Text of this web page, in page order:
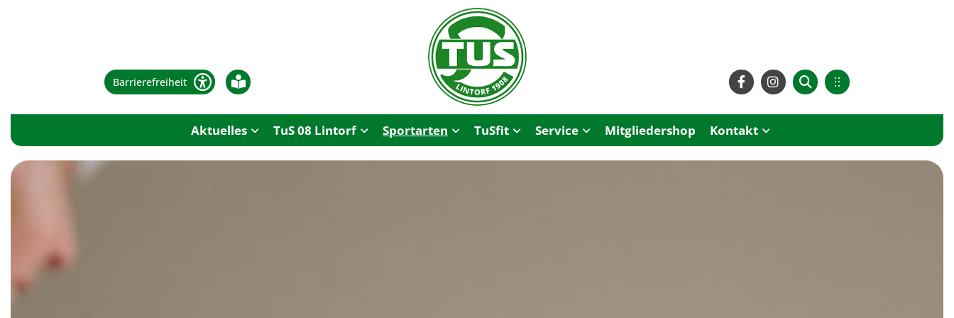
Barrierefreiheit
Aktuelles TuS 08 Lintorf Sportarten TuSfit Service Mitgliedershop Kontakt